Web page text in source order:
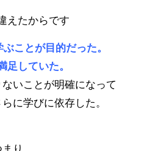
えたからです
ことが目的だった。
足していた。
いことが明確になって
に学びに依存した。